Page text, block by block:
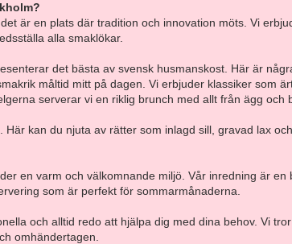
är en plats där tradition och innovation möts. Vi
alla smaklökar.
det bästa av svensk husmanskost. Här är
måltid mitt på dagen. Vi erbjuder klassiker som
serverar vi en riklig brunch med allt från ägg
kan du njuta av rätter som inlagd sill, gravad lax
en varm och välkomnande miljö. Vår inredning är
som är perfekt för sommarmånaderna.
och alltid redo att hjälpa dig med dina behov. Vi
omhändertagen.